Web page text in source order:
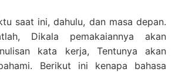
saat ini, dahulu, dan masa depan.
Dikala pemakaiannya akan
kata kerja, Tentunya akan
Berikut ini kenapa bahasa